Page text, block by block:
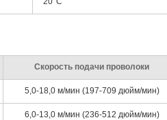
Скорость подачи проволоки
5,0-18,0 м/мин (197-709 дюйм/мин)
6,0-13,0 м/мин (236-512 дюйм/мин)